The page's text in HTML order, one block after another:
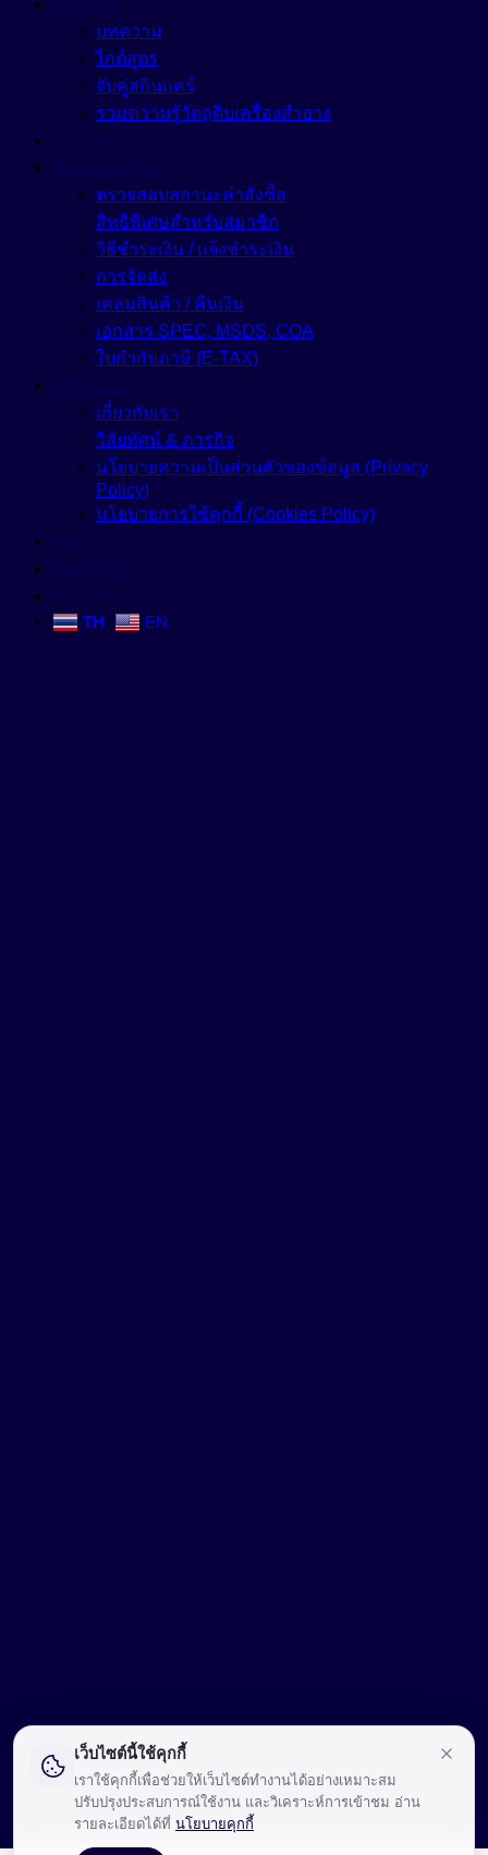
บทความ
ไกด์สูตร
จับคู่สกินแคร์
รวมความรู้วัตถุดิบเครื่องสำอาง
ตรวจสอบสถานะคำสั่งซื้อ
สิทธิพิเศษสำหรับสมาชิก
วิธีชำระเงิน / แจ้งชำระเงิน
การจัดส่ง
เคลมสินค้า / คืนเงิน
เอกสาร SPEC, MSDS, COA
ใบกำกับภาษี (E-TAX)
เกี่ยวกับเรา
วิสัยทัศน์ & ภารกิจ
นโยบายความเป็นส่วนตัวของข้อมูล (Privacy
Policy)
นโยบายการใช้คุกกี้ (Cookies Policy)
TH
EN
เว็บไซต์นี้ใช้คุกกี้
เราใช้คุกกี้เพื่อช่วยให้เว็บไซต์ทำงานได้อย่างเหมาะสม
ปรับปรุงประสบการณ์ใช้งาน และวิเคราะห์การเข้าชม อ่าน
รายละเอียดได้ที่ นโยบายคุกกี้